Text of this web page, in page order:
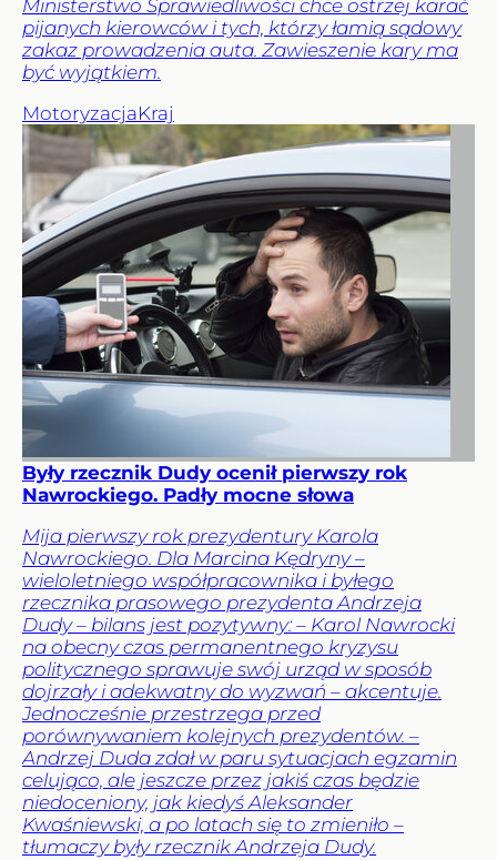
Ministerstwo Sprawiedliwości chce ostrzej karać
pijanych kierowców i tych, którzy łamią sądowy
zakaz prowadzenia auta. Zawieszenie kary ma
być wyjątkiem.
MotoryzacjaKraj
Były rzecznik Dudy ocenił pierwszy rok
Nawrockiego. Padły mocne słowa
Mija pierwszy rok prezydentury Karola
Nawrockiego. Dla Marcina Kędryny –
wieloletniego współpracownika i byłego
rzecznika prasowego prezydenta Andrzeja
Dudy – bilans jest pozytywny: – Karol Nawrocki
na obecny czas permanentnego kryzysu
politycznego sprawuje swój urząd w sposób
dojrzały i adekwatny do wyzwań – akcentuje.
Jednocześnie przestrzega przed
porównywaniem kolejnych prezydentów. –
Andrzej Duda zdał w paru sytuacjach egzamin
celująco, ale jeszcze przez jakiś czas będzie
niedoceniony, jak kiedyś Aleksander
Kwaśniewski, a po latach się to zmieniło –
tłumaczy były rzecznik Andrzeja Dudy.